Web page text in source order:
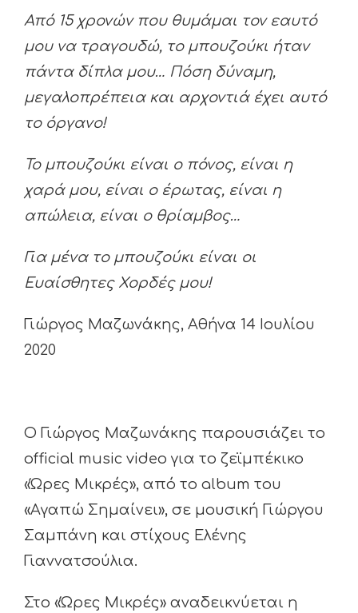
Από 15 χρονών που θυμάμαι τον εαυτό
μου να τραγουδώ, το μπουζούκι ήταν
πάντα δίπλα μου… Πόση δύναμη,
μεγαλοπρέπεια και αρχοντιά έχει αυτό
το όργανο!
Το μπουζούκι είναι ο πόνος, είναι η
χαρά μου, είναι ο έρωτας, είναι η
απώλεια, είναι ο θρίαμβος…
Για μένα το μπουζούκι είναι οι
Ευαίσθητες Χορδές μου!
Γιώργος Μαζωνάκης, Αθήνα 14 Ιουλίου
2020
Ο Γιώργος Μαζωνάκης παρουσιάζει το
official music video για το ζεϊμπέκικο
«Ώρες Μικρές», από το album του
«Αγαπώ Σημαίνει», σε μουσική Γιώργου
Σαμπάνη και στίχους Ελένης
Γιαννατσούλια.
Στο «Ώρες Μικρές» αναδεικνύεται η